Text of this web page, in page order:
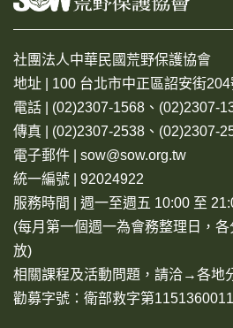
社團法人中華民國荒野保護協會
地址 | 100 台北市中正區詔安街204
電話 | (02)2307-1568、(02)2307-
傳真 | (02)2307-2538、(02)2307-
電子郵件 | sow@sow.org.tw
統一編號 | 92024922
服務時間 | 週一至週五 10:00 至
(每月第一個週一為會務整理日，
放)
相關課程及活動問題，請洽→各地
勸募字號：衛部救字第